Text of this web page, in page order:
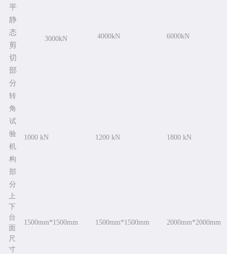
平
静
态
剪
切
部
分
3000kN 4000kN 6000kN
转
角
试
验
机
构
部
分
1000 kN 1200 kN 1800 kN
上
下
台
面
尺
寸
1500mm*1500mm 1500mm*1500mm 2000mm*2000mm